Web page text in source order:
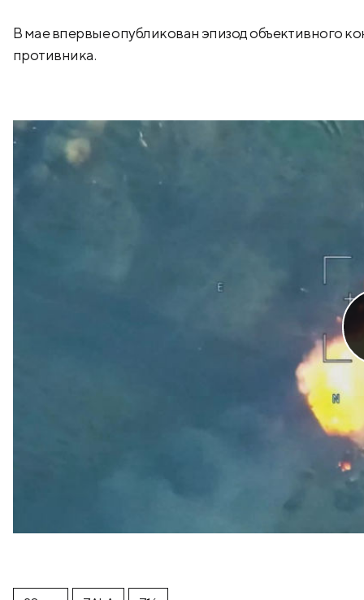
В мае впервые опубликован эпизод объективного
противника.